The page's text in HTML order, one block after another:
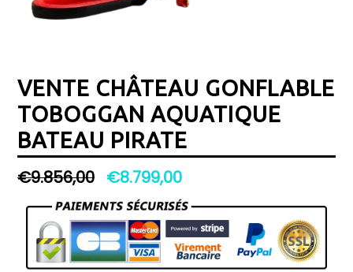
VENTE CHÂTEAU GONFLABLE
TOBOGGAN AQUATIQUE
BATEAU PIRATE
Prix
régulier
€9.856,00 €8.799,00